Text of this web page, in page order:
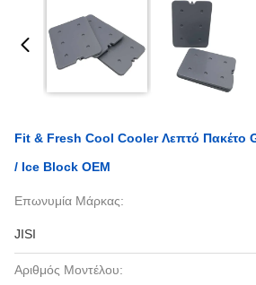
Fit & Fresh Cool Cooler Λεπτό Πακέτο
/ Ice Block OEM
Επωνυμία Μάρκας:
JISI
Αριθμός Μοντέλου: